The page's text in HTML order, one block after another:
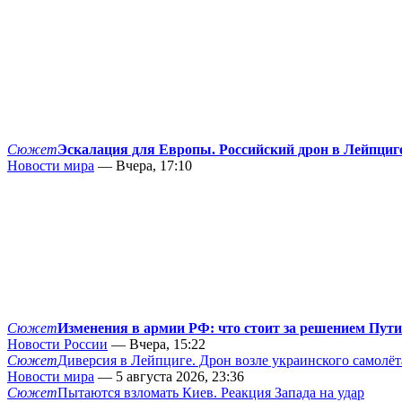
СюжетЭскалация для Европы. Российский дрон в
Новости мира — Вчера, 17:10
СюжетИзменения в армии РФ: что стоит за решением
Новости России — Вчера, 15:22
СюжетДиверсия в Лейпциге. Дрон возле украинского
Новости мира — 5 августа 2026, 23:36
СюжетПытаются взломать Киев. Реакция Запада на удар